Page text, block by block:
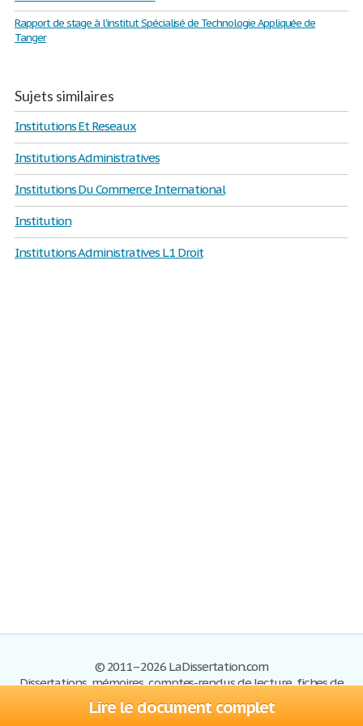
Lire le document complet
Rapport de stage à l'institut Spécialisé de Technologie Appliquée de
Tanger
Sujets similaires
Institutions Et Reseaux
Institutions Administratives
Institutions Du Commerce International
Institution
Institutions Administratives L1 Droit
© 2011–2026 LaDissertation.com
Dissertations, mémoires, comptes-rendus de lecture, fiches de
lectures, exemples du BAC